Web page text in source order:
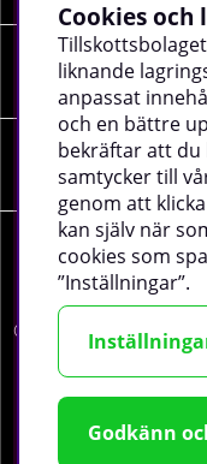
SOCIALA MEDIER
© 2026
Cookies
liknande
anpassat
och en bättre
bekräftar att du
samtycker till
genom att
kan själv när
cookies som
”Inställningar”.
Godkänn